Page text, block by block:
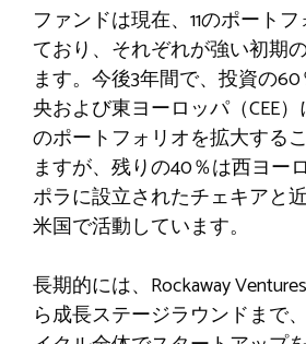
ファンドは現在、11のポート
ており、それぞれが強い初期
ます。今後3年間で、投資の
央および東ヨーロッパ（CEE
のポートフォリオを拡大する
ますが、残りの40％は西ヨー
ポラに設立されたチェキアと
米国で活動しています。
長期的には、Rockaway
ら成長ステージラウンドまで